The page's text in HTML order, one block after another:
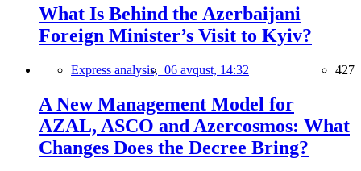
What Is Behind the Azerbaijani
Foreign Minister’s Visit to Kyiv?
Express analysis, 06 avqust, 14:32 427
A New Management Model for
AZAL, ASCO and Azercosmos: What
Changes Does the Decree Bring?